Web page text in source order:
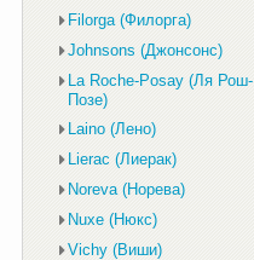
Filorga (Филорга)
Johnsons (Джонсонс)
La Roche-Posay (Ля Рош-
Позе)
Laino (Лено)
Lierac (Лиерак)
Noreva (Норева)
Nuxe (Нюкс)
Vichy (Виши)